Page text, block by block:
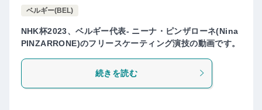
ベルギー(BEL)
NHK杯2023、ベルギー代表- ニーナ・ピンザローネ(Nina
PINZARRONE)のフリースケーティング演技の動画です。
続きを読む